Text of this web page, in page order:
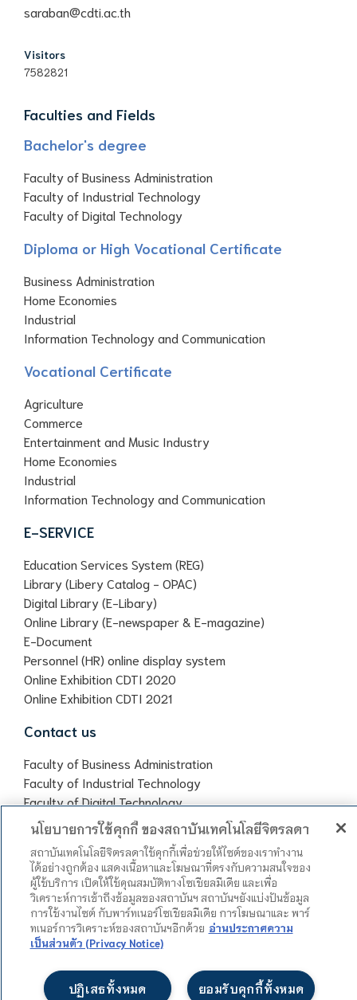
saraban@cdti.ac.th
Visitors
7582821
Faculties and Fields
Bachelor's degree
Faculty of Business Administration
Faculty of Industrial Technology
Faculty of Digital Technology
Diploma or High Vocational Certificate
Business Administration
Home Economies
Industrial
Information Technology and Communication
Vocational Certificate
Agriculture
Commerce
Entertainment and Music Industry
Home Economies
Industrial
Information Technology and Communication
E-SERVICE
Education Services System (REG)
Library (Libery Catalog - OPAC)
Digital Library (E-Libary)
Online Library (E-newspaper & E-magazine)
E-Document
Personnel (HR) online display system
Online Exhibition CDTI 2020
Online Exhibition CDTI 2021
Contact us
Faculty of Business Administration
Faculty of Industrial Technology
Faculty of Digital Technology
Chitralada Vocational School
Office of General Education
Copyright © 2023 Chitralada Technology Institute. Web
นโยบายการใช้คุกกี้ ของสถาบันเทคโนโลยีจิตรลดา
สถาบันเทคโนโลยีจิตรลดาใช้คุกกี้เพื่อช่วยให้ไซต์ของเราทำงาน
ได้อย่างถูกต้อง แสดงเนื้อหาและโฆษณาที่ตรงกับความสนใจของ
ผู้ใช้บริการ เปิดให้ใช้คุณสมบัติทางโซเชียลมีเดีย และเพื่อ
วิเคราะห์การเข้าถึงข้อมูลของสถาบันฯ สถาบันฯยังแบ่งปันข้อมูล
การใช้งานไซต์ กับพาร์ทเนอร์โซเชียลมีเดีย การโฆษณาและ พาร์
ทเนอร์การวิเคราะห์ของสถาบันฯอีกด้วย อ่านประกาศความ
เป็นส่วนตัว (Privacy Notice)
ยอมรับคุกกี้ทั้งหมด
ปฏิเสธทั้งหมด